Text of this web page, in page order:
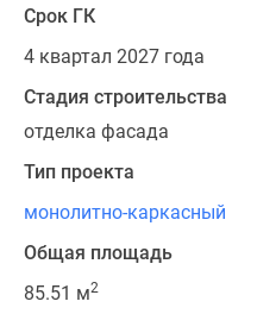
Срок ГК
4 квартал 2027 года
Стадия строительства
отделка фасада
Тип проекта
монолитно-каркасный
Общая площадь
85.51 м2